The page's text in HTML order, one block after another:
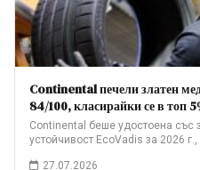
Continental печели златен
84/100, класирайки се в топ
Continental беше удостоена със
устойчивост EcoVadis за 2026 г.,
27.07.2026